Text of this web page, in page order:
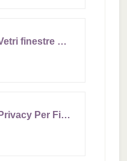
Pellicola Vetri finestre MOLTE MISURE GRANDI (Opaco, 75 x 120 CM) Pellicola smerigliata solare termica privacy Opaca Autoadesiva Satinata NO COLLA Anti UV Doccia Statica
Pellicola Privacy Per Finestre 45*200cm Vinile Privacy Finestra Effetto Specchio, Vinile Specchio Unidirezionale, Pellicola Finestra Anti 99% UV Privacy, Isolamento Protezione Solare (Grigio-Argento)